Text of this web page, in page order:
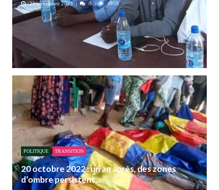
21 novembre 2023 0 4959
POLITIQUE TRANSITION
20 octobre 2022 : un an après, des zones
d’ombre persistent...